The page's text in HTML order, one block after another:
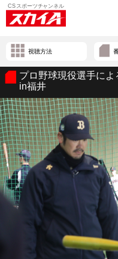
視聴方法
プロ野球現役選手によ
in福井